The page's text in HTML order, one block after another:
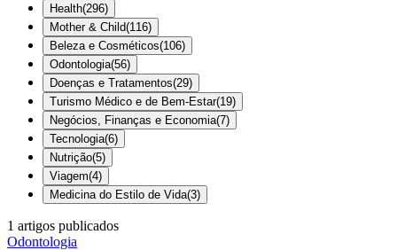
Health(296)
Mother & Child(116)
Beleza e Cosméticos(106)
Odontologia(56)
Doenças e Tratamentos(29)
Turismo Médico e de Bem-Estar(19)
Negócios, Finanças e Economia(7)
Tecnologia(6)
Nutrição(5)
Viagem(4)
Medicina do Estilo de Vida(3)
1 artigos publicados
Odontologia